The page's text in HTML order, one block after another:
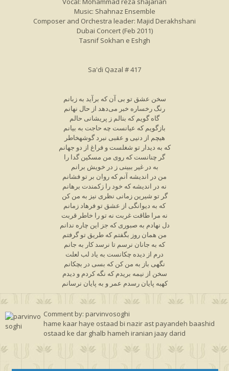
Music: Shahnaz Ensemble
Composer and Orchestra leader: Majid Derakhshani
Dubai Concert (Feb 2011)
Tasnif Sokhan e Eshgh
Sa'di Qazal # 417
سخن عشق تو بی آن که برآید به زبانم
رنگ رخساره خبر می‌دهد از حال نهانم
گاه گویم که بنالم ز پریشانی حالم
بازگویم که عیانست چه حاجت به بیانم
هیچم از دنیی و عقبی نبرد گوشهخاطر
که به دیدار تو شغلست و فراغ از دو جهانم
گر چنانست که روی من مسکین گدا را
به در غیر ببینی ز در خویش برانم
من در اندیشه آنم که روان بر تو فشانم
نه در اندیشه که خود را زکمندت برهانم
گر تو شیرین زمانی نظری نیز به من کن
که به دیوانگی از عشق تو فرهاد زمانم
نه مرا طاقت غربت نه تو را خاطر قربت
دل نهادم به صبوری که جز این چاره ندانم
من همان روز بگفتم که طریق تو گرفتم
که به جانان نرسم تا نرسد کار به جانم
درم از دیده چکانست به یاد لب لعلت
نگهی باز به من کن که بسی در بچکانم
سخن از نیمه بریدم که نگه کردم و دیدم
کهبه پایان رسدم عمر و به پایان نرسانم
Comment by: parvinvosoghi
hame kaar haye ostaad bi nazir ast payandeh baashid
ostaad ke dar ghalb hameh iranian jaay darid